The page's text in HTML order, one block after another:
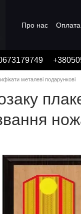
Про нас Оплата
металеві подарункові